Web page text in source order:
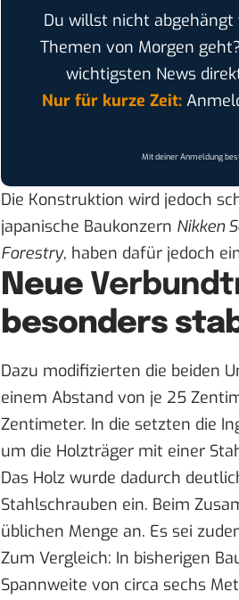
Du willst nicht abgehängt
Themen von Morgen
wichtigsten News
Nur für kurze Zeit:
Mit deiner Anmeldung
Die Konstruktion wird jedoch
japanische Baukonzern Nikken
Forestry, haben dafür jedoch
Neue
besonders
Dazu modifizierten die beiden
einem Abstand von je 25
Zentimeter. In die setzten die
um die Holzträger mit einer
Das Holz wurde dadurch
Stahlschrauben ein. Beim
üblichen Menge an. Es sei
Zum Vergleich: In bisherigen
Spannweite von circa sechs